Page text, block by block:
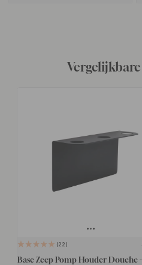
22
Base Zeep Pomp Houder Douche